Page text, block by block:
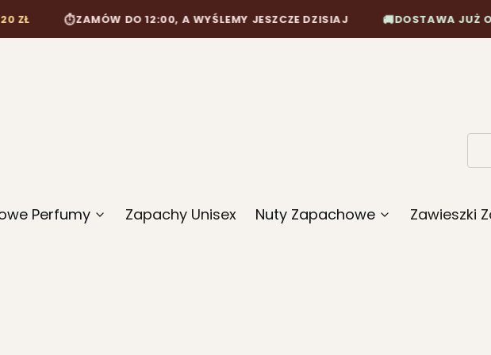
⏱ ZAMÓW DO 12:00, A WYŚLEMY JESZCZE DZISIAJ 🚚DOSTAWA JUŻ OD 10,90 ZŁ
Perfumy Zapachy Unisex Nuty Zapachowe Zawieszki